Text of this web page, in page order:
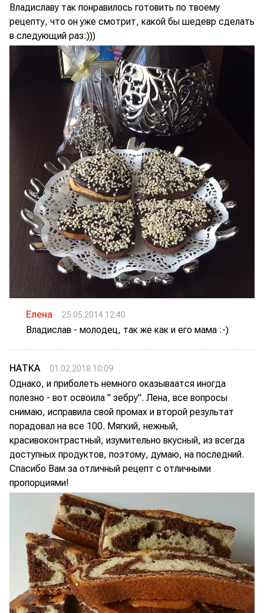
Владиславу так понравилось готовить по твоему
рецепту, что он уже смотрит, какой бы шедевр сделать
в следующий раз:)))
Елена 25.05.2014 12:40
Владислав - молодец, так же как и его мама :-)
НАТКА 01.02.2018 10:09
Однако, и приболеть немного оказываатся иногда
полезно - вот освоила " зебру". Лена, все вопросы
снимаю, исправила свой промах и второй результат
порадовал на все 100. Мягкий, нежный,
красивоконтрастный, изумительно вкусный, из всегда
доступных продуктов, поэтому, думаю, на последний.
Спасибо Вам за отличный рецепт с отличными
пропорциями!